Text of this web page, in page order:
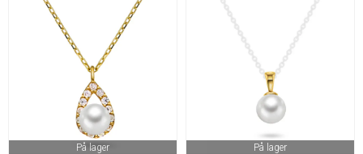
På lager På lager